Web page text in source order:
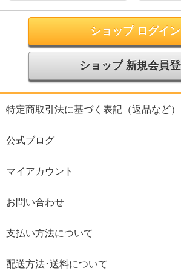
ショップ ログイン
ショップ 新規会員
特定商取引法に基づく表記（返品など）
公式ブログ
マイアカウント
お問い合わせ
支払い方法について
配送方法･送料について